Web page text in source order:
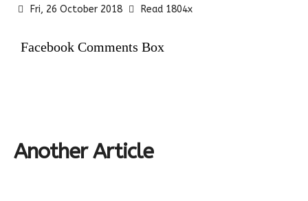
Progresif #37
Antologi Cerpen B.Inggris
Fasilitas
Padnews
Link Referensi
Fri, 26 October 2018 Read 1804x
Facebook Comments Box
Another Article